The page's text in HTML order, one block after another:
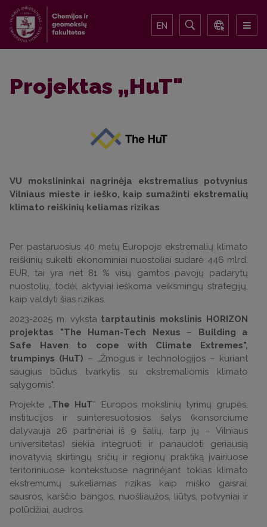
EN
Projektas „HuT"
VU mokslininkai nagrinėja ekstremalius potvynius
Vilniaus mieste ir ieško, kaip sumažinti ekstremalių
klimato reiškinių keliamas rizikas
Per pastaruosius 40 metų Europoje ekstremalių klimato
reiškinių sukelti ekonominiai nuostoliai sudarė 446 mlrd.
EUR, tai yra net 81 % visų gamtos pavojų padarytų
nuostolių, todėl aktyviai ieškoma veiksmingų strategijų,
kaip valdyti šias rizikas.
2023-2025 m. vyksta tarptautinis mokslinis HORIZON
projektas "The Human-Tech Nexus – Building a
Safe Haven to cope with Climate Extremes",
trumpinys (HuT) – „Žmogus ir technologijos – kuriant
saugius būdus tvarkytis su ekstremaliomis klimato
sąlygomis".
Projekte „The HuT“ Europos mokslinių tyrimų grupės,
institucijos ir suinteresuotosios šalys (konsorciume
dalyvauja 26 partneriai iš 9 šalių, tarp jų – Vilniaus
universitetas) siekia integruoti ir panaudoti geriausią
inovatyvią skirtingų sričių ir regionų praktiką įvairiuose
teritoriniuose kontekstuose nagrinėjant tokias klimato
ekstremumų sukeliamas rizikas kaip miško gaisrai,
sausros, karščio bangos, nuošliaužos, liūtys, potvyniai ir
polūdžiai, audros.